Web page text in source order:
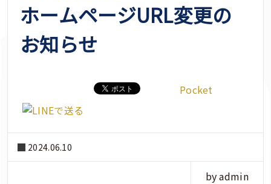
ホームページURL変更の
お知らせ
Pocket
2024.06.10
by admin